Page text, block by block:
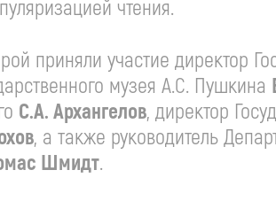
чтения.
приняли участие директор
музея А.С. Пушкина
С.А. Архангелов, директор
, а также руководитель
Шмидт.